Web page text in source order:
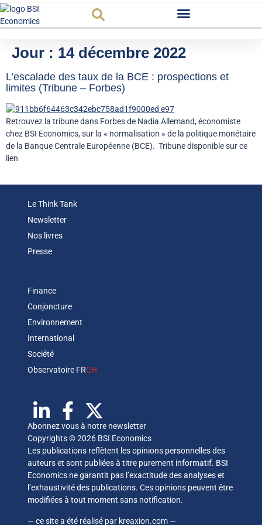
Jour : 14 décembre 2022
L’escalade des taux de la BCE : prospections et
limites (Tribune – Forbes)
Retrouvez la tribune dans Forbes de Nadia Allemand, économiste
chez BSI Economics, sur la « normalisation » de la politique monétaire
de la Banque Centrale Européenne (BCE). Tribune disponible sur ce
lien
Le Think Tank
Newsletter
Nos livres
Presse
Finance
Conjoncture
Environnement
International
Société
Observatoire FRCH
Abonnez vous à notre newsletter
Copyrights © 2026 BSI Economics
Les publications reflètent les opinions personnelles des
auteurs et sont publiées à titre purement informatif. BSI
Economics ne garantit pas l’exactitude des analyses et
l’exhaustivité des publications. Ces opinions peuvent être
modifiées à tout moment sans notification.
— ce site a été réalisé par kreaxion.com —